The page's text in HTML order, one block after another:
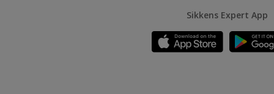
Sikkens Expert App